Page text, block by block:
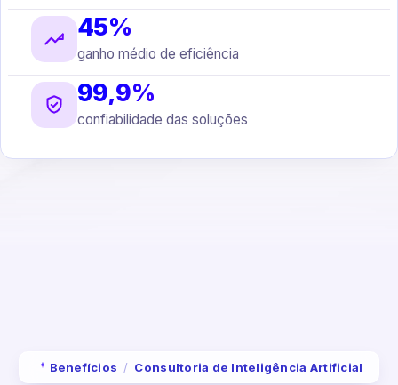
45%
ganho médio de eficiência
99,9%
confiabilidade das soluções
Benefícios / Consultoria de Inteligência Artificial